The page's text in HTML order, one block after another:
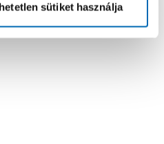
sütiket használja